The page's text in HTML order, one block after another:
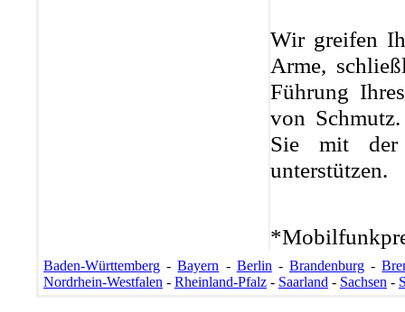
Wir greifen
Arme,
Führung
von
Sie mit der
unterstützen.
Baden-Württemberg -Bayern - Berlin -Brandenburg -
Nordrhein-Westfalen - Rheinland-Pfalz - Saarland - Sachsen -